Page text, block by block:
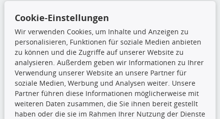
TecDoc Inside
Die hier angezeigten Daten,
insbesondere die gesamte Datenbank,
dürfen nicht kopiert werden. Es ist zu
unterlassen, die Daten oder die gesamte Datenbank ohne
vorherige Zustimmung TecDocs zu vervielfältigen, zu
verbreiten und/oder diese Handlungen durch Dritte ausführen
zu lassen. Ein Zuwiderhandeln stellt eine
Urheberrechtsverletzung dar und wird verfolgt.
Cookie-Einstellungen
Wir verwenden Cookies, um Inhalte und Anzeigen zu
personalisieren, Funktionen für soziale Medien anbieten
zu können und die Zugriffe auf unserer Website zu
analysieren. Außerdem geben wir Informationen zu Ihrer
Verwendung unserer Website an unsere Partner für
soziale Medien, Werbung und Analysen weiter. Unsere
Partner führen diese Informationen möglicherweise mit
weiteren Daten zusammen, die Sie ihnen bereit gestellt
haben oder die sie im Rahmen Ihrer Nutzung der Dienste